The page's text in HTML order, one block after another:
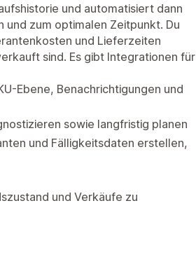
und automatisiert dann
und zum optimalen Zeitpunkt. Du
und Lieferzeiten
sind. Es gibt Integrationen für
Ebene, Benachrichtigungen und
sowie langfristig planen
und Fälligkeitsdaten erstellen,
und Verkäufe zu